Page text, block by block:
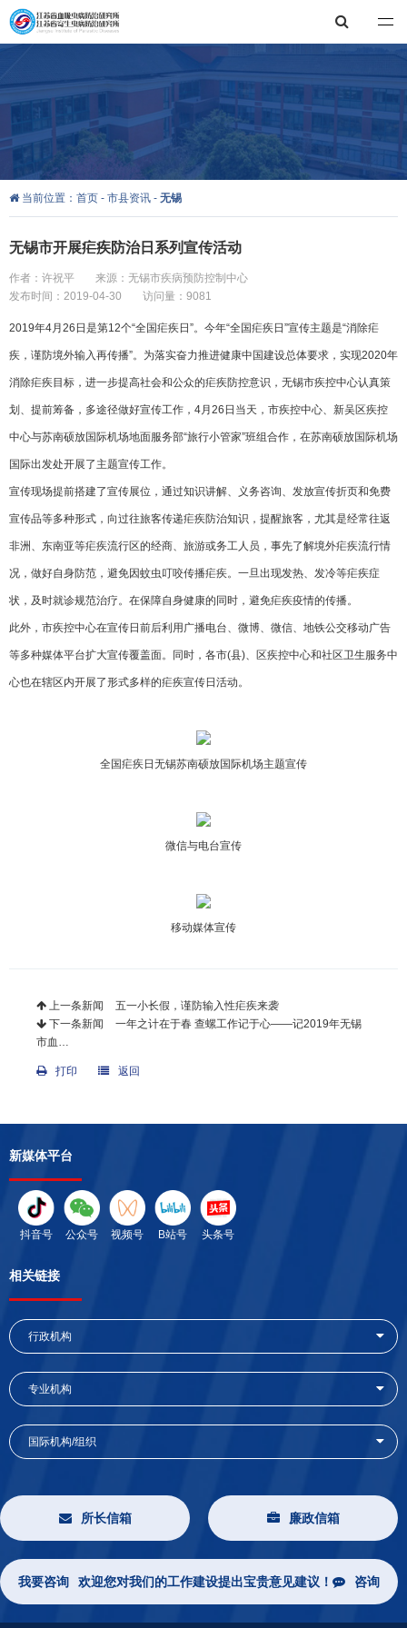
江苏省血吸虫病防治研究所，江苏省寄生虫病防治研究所
当前位置： 首页 - 市县资讯 - 无锡
无锡市开展疟疾防治日系列宣传活动
作者：许祝平
来源：无锡市疾病预防控制中心
发布时间：2019-04-30
访问量：9081
2019年4月26日是第12个“全国疟疾日”。今年“全国疟疾日”宣传主题是“消除疟
疾，谨防境外输入再传播”。为落实奋力推进健康中国建设总体要求，实现2020年
消除疟疾目标，进一步提高社会和公众的疟疾防控意识，无锡市疾控中心认真策
划、提前筹备，多途径做好宣传工作，4月26日当天，市疾控中心、新吴区疾控
中心与苏南硕放国际机场地面服务部“旅行小管家”班组合作，在苏南硕放国际机场
国际出发处开展了主题宣传工作。
宣传现场提前搭建了宣传展位，通过知识讲解、义务咨询、发放宣传折页和免费
宣传品等多种形式，向过往旅客传递疟疾防治知识，提醒旅客，尤其是经常往返
非洲、东南亚等疟疾流行区的经商、旅游或务工人员，事先了解境外疟疾流行情
况，做好自身防范，避免因蚊虫叮咬传播疟疾。一旦出现发热、发冷等疟疾症
状，及时就诊规范治疗。在保障自身健康的同时，避免疟疾疫情的传播。
此外，市疾控中心在宣传日前后利用广播电台、微博、微信、地铁公交移动广告
等多种媒体平台扩大宣传覆盖面。同时，各市(县)、区疾控中心和社区卫生服务中
心也在辖区内开展了形式多样的疟疾宣传日活动。
全国疟疾日无锡苏南硕放国际机场主题宣传
微信与电台宣传
移动媒体宣传
上一条新闻
五一小长假，谨防输入性疟疾来袭
下一条新闻
一年之计在于春 查螺工作记于心——记2019年无锡
市血…
打印 返回
新媒体平台
抖音号 公众号 视频号 B站号 头条号
相关链接
行政机构
专业机构
国际机构/组织
所长信箱 廉政信箱
我要咨询 欢迎您对我们的工作建设提出宝贵意见建议！ 咨询